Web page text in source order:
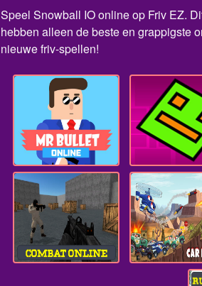
Speel Snowball IO online op Friv EZ.
hebben alleen de beste en grappigste
nieuwe friv-spellen!